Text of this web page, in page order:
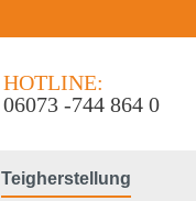
HOTLINE:
06073 -744 864 0
Teigherstellung